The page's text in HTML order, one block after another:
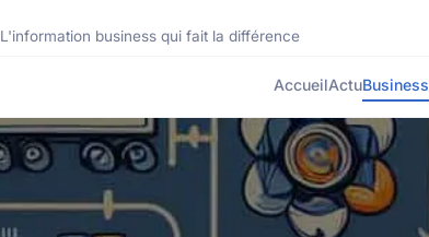
L'information business qui fait la différence
AccueilActuBusiness